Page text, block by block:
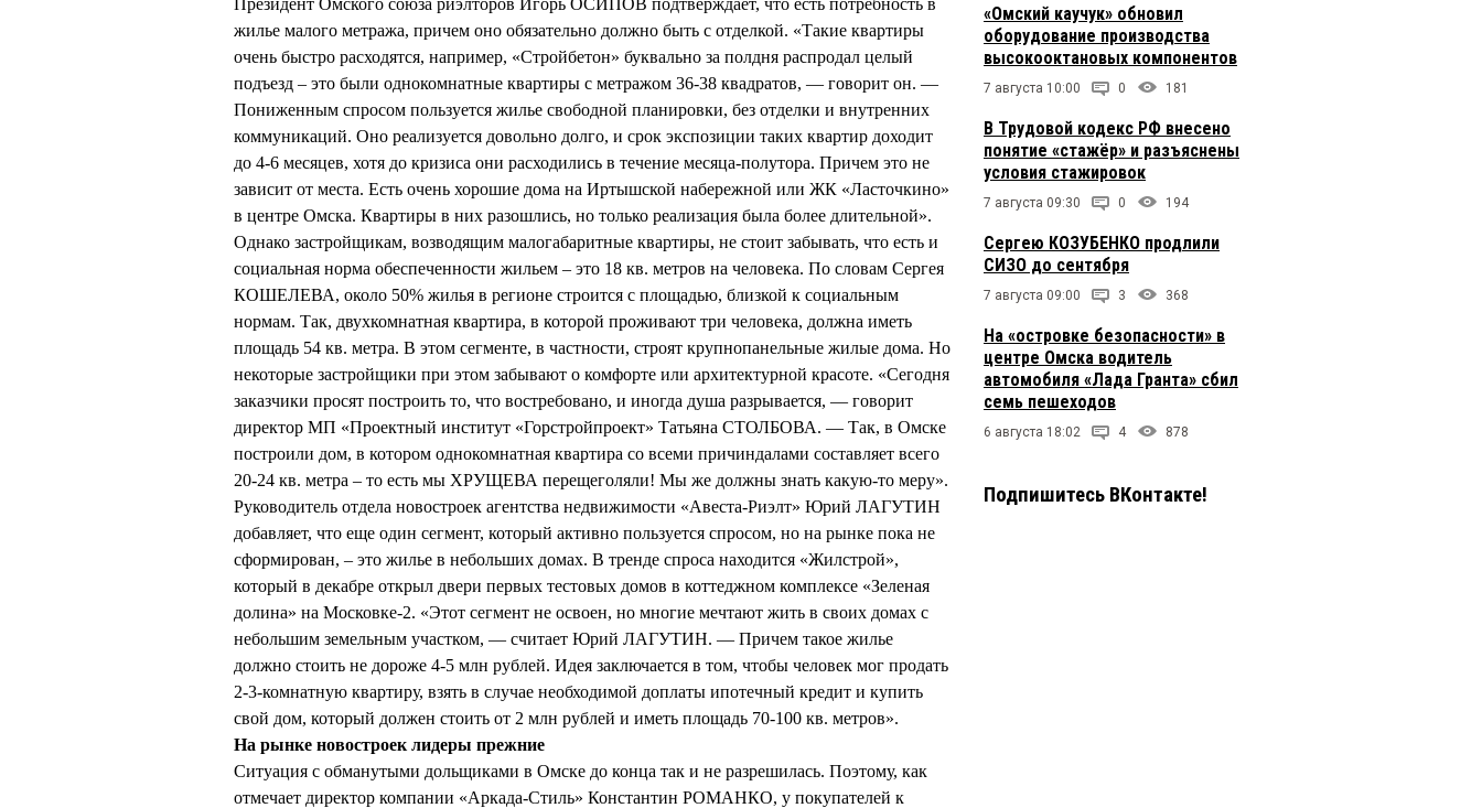
Президент Омского союза риэлторов Игорь ОСИПОВ подтверждает, что есть потребность в
жилье малого метража, причем оно обязательно должно быть с отделкой. «Такие квартиры
очень быстро расходятся, например, «Стройбетон» буквально за полдня распродал целый
подъезд – это были однокомнатные квартиры с метражом 36-38 квадратов, — говорит он. —
Пониженным спросом пользуется жилье свободной планировки, без отделки и внутренних
коммуникаций. Оно реализуется довольно долго, и срок экспозиции таких квартир доходит
до 4-6 месяцев, хотя до кризиса они расходились в течение месяца-полутора. Причем это не
зависит от места. Есть очень хорошие дома на Иртышской набережной или ЖК «Ласточкино»
в центре Омска. Квартиры в них разошлись, но только реализация была более длительной».
Однако застройщикам, возводящим малогабаритные квартиры, не стоит забывать, что есть и
социальная норма обеспеченности жильем – это 18 кв. метров на человека. По словам Сергея
КОШЕЛЕВА, около 50% жилья в регионе строится с площадью, близкой к социальным
нормам. Так, двухкомнатная квартира, в которой проживают три человека, должна иметь
площадь 54 кв. метра. В этом сегменте, в частности, строят крупнопанельные жилые дома. Но
некоторые застройщики при этом забывают о комфорте или архитектурной красоте. «Сегодня
заказчики просят построить то, что востребовано, и иногда душа разрывается, — говорит
директор МП «Проектный институт «Горстройпроект» Татьяна СТОЛБОВА. — Так, в Омске
построили дом, в котором однокомнатная квартира со всеми причиндалами составляет всего
20-24 кв. метра – то есть мы ХРУЩЕВА перещеголяли! Мы же должны знать какую-то меру».
Руководитель отдела новостроек агентства недвижимости «Авеста-Риэлт» Юрий ЛАГУТИН
добавляет, что еще один сегмент, который активно пользуется спросом, но на рынке пока не
сформирован, – это жилье в небольших домах. В тренде спроса находится «Жилстрой»,
который в декабре открыл двери первых тестовых домов в коттеджном комплексе «Зеленая
долина» на Московке-2. «Этот сегмент не освоен, но многие мечтают жить в своих домах с
небольшим земельным участком, — считает Юрий ЛАГУТИН. — Причем такое жилье
должно стоить не дороже 4-5 млн рублей. Идея заключается в том, чтобы человек мог продать
2-3-комнатную квартиру, взять в случае необходимой доплаты ипотечный кредит и купить
свой дом, который должен стоить от 2 млн рублей и иметь площадь 70-100 кв. метров».
На рынке новостроек лидеры прежние
Ситуация с обманутыми дольщиками в Омске до конца так и не разрешилась. Поэтому, как
отмечает директор компании «Аркада-Стиль» Константин РОМАНКО, у покупателей к
«Омский каучук» обновил
оборудование производства
высокооктановых компонентов
7 августа 10:00 0 181
В Трудовой кодекс РФ внесено
понятие «стажёр» и разъяснены
условия стажировок
7 августа 09:30 0 194
Сергею КОЗУБЕНКО продлили
СИЗО до сентября
7 августа 09:00 3 368
На «островке безопасности» в
центре Омска водитель
автомобиля «Лада Гранта» сбил
семь пешеходов
6 августа 18:02 4 878
Подпишитесь ВКонтакте!